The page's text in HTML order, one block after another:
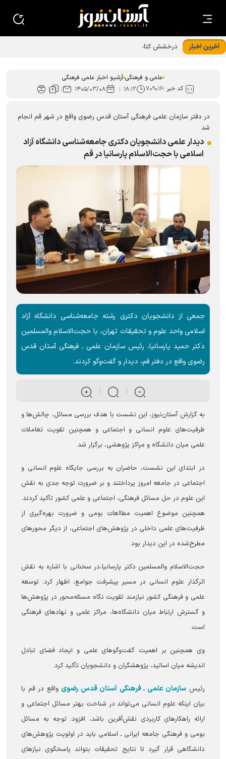
آخرین اخبار
درخشش کتابدار کتابخانه حرم رضوی در ﺟﺸﻨﻮﺍﺭﻩ استانی قصه‌های
علمی و فرهنگی آرشیو اخبار علمی فرهنگی
کد خبر :۷۰۹۰۱۶ ۱۸:۱۲ ۱۴۰۵/۰۳/۰۸
در دفتر سازمان علمی فرهنگی آستان قدس رضوی واقع در شهر قم انجام
شد
دیدار علمی دانشجویان دکتری جامعه‌شناسی دانشگاه آزاد
اسلامی با حجت‌الاسلام پارسانیا در قم
جمعی از دانشجویان دکتری رشته جامعه‌شناسی دانشگاه آزاد
اسلامی واحد علوم و تحقیقات تهران، با حجت‌الاسلام والمسلمین
دکتر حمید پارسانیا، رئیس سازمان علمی ـ فرهنگی آستان قدس
رضوی واقع در دفتر قم، دیدار و گفت‌و‌گو کردند.
به گزارش آستان‌نیوز، این نشست با هدف بررسی مسائل، چالش‌ها و
ظرفیت‌های علوم انسانی و اجتماعی و همچنین تقویت تعاملات
علمی میان دانشگاه و مراکز پژوهشی، برگزار شد.
در ابتدای این نشست، حاضران به بررسی جایگاه علوم انسانی و
اجتماعی در جامعه امروز پرداختند و بر ضرورت توجه جدی به نقش
این علوم در حل مسائل فرهنگی، اجتماعی و علمی کشور تأکید کردند.
همچنین موضوع اهمیت مطالعات بومی و ضرورت بهره‌گیری از
ظرفیت‌های علمی داخلی در پژوهش‌های اجتماعی، از دیگر محورهای
مطرح‌شده در این دیدار بود.
حجت‌الاسلام والمسلمین دکتر پارسانیا،در سخنانی با اشاره به نقش
اثرگذار علوم انسانی در مسیر پیشرفت جوامع، اظهار کرد: توسعه
علمی و فرهنگی کشور نیازمند تقویت نگاه مسئله‌محور در پژوهش‌ها
و گسترش ارتباط میان دانشگاه‌ها، مراکز علمی و نهادهای فرهنگی
است.
وی همچنین بر اهمیت گفت‌وگوهای علمی و ایجاد فضای تبادل
اندیشه میان اساتید، پژوهشگران و دانشجویان تأکید کرد.
رئیس سازمان علمی ـ فرهنگی آستان قدس رضوی واقع در قم با
بیان اینکه علوم انسانی می‌تواند در شناخت بهتر مسائل اجتماعی و
ارائه راهکارهای کاربردی نقش‌آفرین باشد، افزود: توجه به مسائل
بومی و فرهنگی جامعه ایرانی ـ اسلامی باید در اولویت پژوهش‌های
دانشگاهی قرار گیرد تا نتایج تحقیقات بتواند پاسخگوی نیازهای